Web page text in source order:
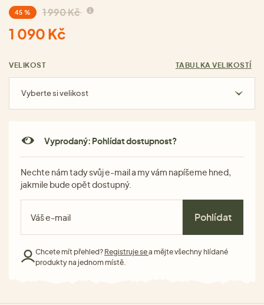
45 % 1 990 Kč
1 090 Kč
VELIKOST TABULKA VELIKOSTÍ
Vyberte si velikost
Vyprodaný: Pohlídat dostupnost?
Nechte nám tady svůj e-mail a my vám napíšeme hned,
jakmile bude opět dostupný.
Pohlídat
Chcete mít přehled? Registruje sea mějte všechny hlídané
produkty na jednom místě.